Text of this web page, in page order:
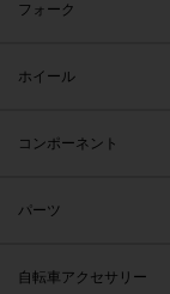
フォーク
ホイール
コンポーネント
パーツ
自転車アクセサリー